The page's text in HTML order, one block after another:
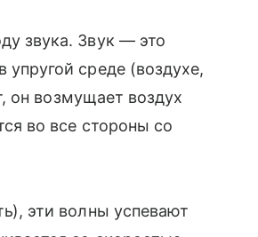
звука. Звук — это
среде (воздухе,
он возмущает воздух
во все стороны со
эти волны успевают